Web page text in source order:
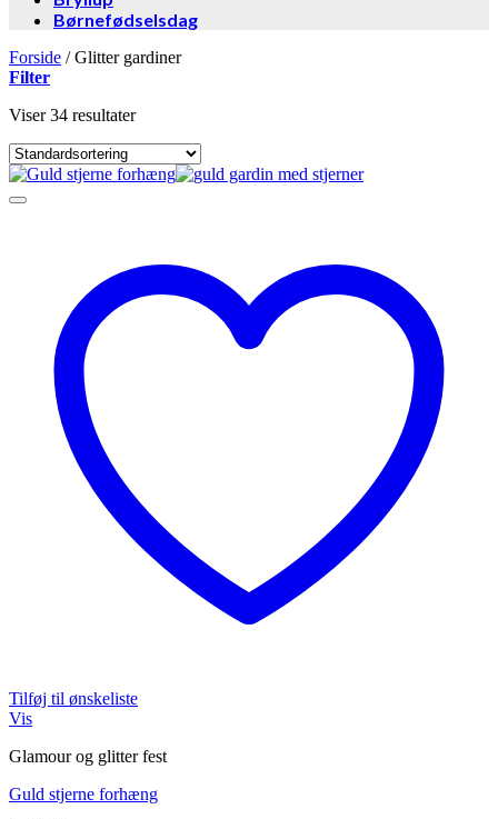
Børnefødselsdag
Forside /Glitter gardiner
Filter
Viser 34 resultater
Tilføj til ønskeliste
Vis
Glamour og glitter fest
Guld stjerne forhæng